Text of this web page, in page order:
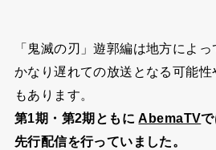
「鬼滅の刃」遊郭編は地方によ
かなり遅れての放送となる可能
もあります。
第1期・第2期ともに AbemaTV
先行配信を行っていました。